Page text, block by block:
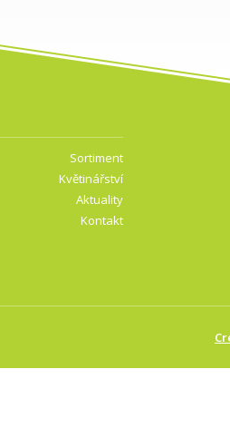
Sortiment
Květinářství
Aktuality
Kontakt